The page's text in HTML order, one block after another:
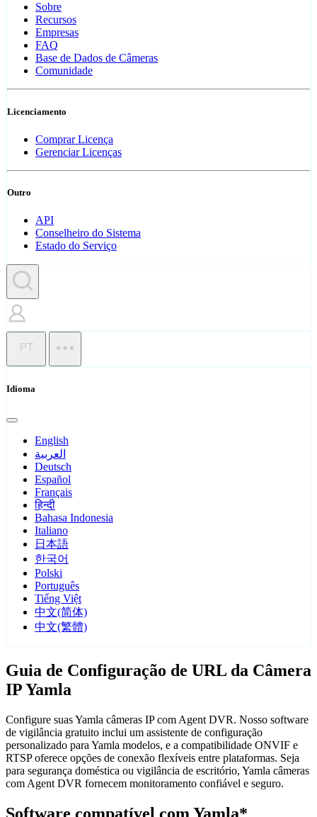
Sobre
Recursos
Empresas
FAQ
Base de Dados de Câmeras
Comunidade
Licenciamento
Comprar Licença
Gerenciar Licenças
Outro
API
Conselheiro do Sistema
Estado do Serviço
PT
Idioma
English
العربية
Deutsch
Español
Français
हिन्दी
Bahasa Indonesia
Italiano
日本語
한국어
Polski
Português
Tiếng Việt
中文(简体)
中文(繁體)
Guia de Configuração de URL da Câmera
IP Yamla
Configure suas Yamla câmeras IP com Agent DVR. Nosso software
de vigilância gratuito inclui um assistente de configuração
personalizado para Yamla modelos, e a compatibilidade ONVIF e
RTSP oferece opções de conexão flexíveis entre plataformas. Seja
para segurança doméstica ou vigilância de escritório, Yamla câmeras
com Agent DVR fornecem monitoramento confiável e seguro.